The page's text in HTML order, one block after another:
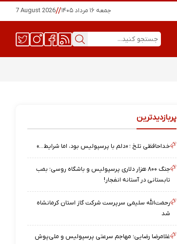
جمعه ۱۶ مرداد ۱۴۰۵ //
7 August 2026
پربازدیدترین
خداحافظی تلخ ؛ «دلم با پرسپولیس بود، اما شرایط…»
جنگ ۸۰۰ هزار دلاری پرسپولیس و باشگاه روسی؛ بمب
تابستانی در آستانه انفجار!
رحمت‌الله سلیمی سرپرست شرکت گاز استان کرمانشاه
شد
غلامرضا رضایی؛ مهاجم سرعتی پرسپولیس و ملی‌پوش